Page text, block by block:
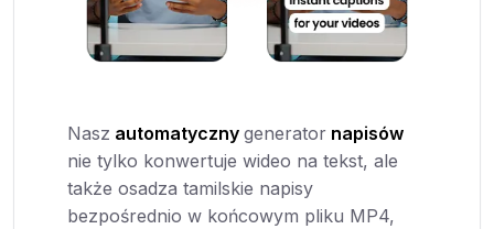
Nasz automatycznygenerator napisów
nie tylko konwertuje wideo na tekst, ale
także osadza tamilskie napisy
bezpośrednio w końcowym pliku MP4,